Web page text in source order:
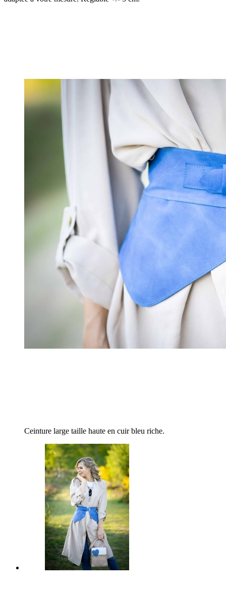
Ceinture large taille haute en cuir bleu riche.